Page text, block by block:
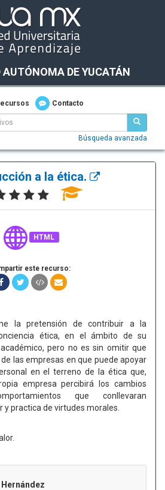
AUTÓNOMA DE YUCATÁN
Contacto
Búsqueda avanzada
a la ética.
HTML
este recurso:
la pretensión de contribuir a la
ética, en el ámbito de su
pero no es sin omitir que
las empresas en que puede apoyar
en el terreno de la ética que,
empresa percibirá los cambios
que conllevaran
y practica de virtudes morales.